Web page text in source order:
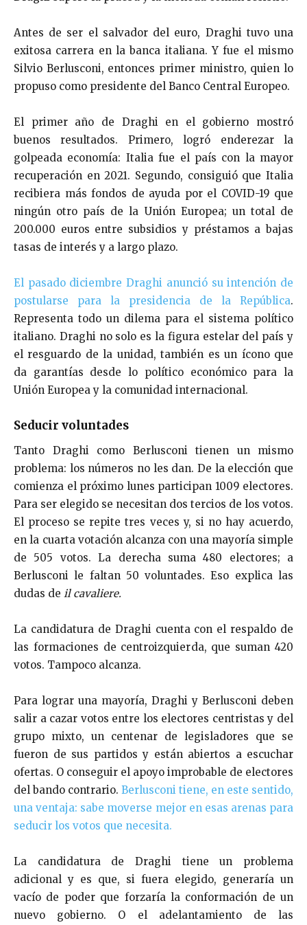
Antes de ser el salvador del euro, Draghi tuvo una
exitosa carrera en la banca italiana. Y fue el mismo
Silvio Berlusconi, entonces primer ministro, quien lo
propuso como presidente del Banco Central Europeo.
El primer año de Draghi en el gobierno mostró
buenos resultados. Primero, logró enderezar la
golpeada economía: Italia fue el país con la mayor
recuperación en 2021. Segundo, consiguió que Italia
recibiera más fondos de ayuda por el COVID-19 que
ningún otro país de la Unión Europea; un total de
200.000 euros entre subsidios y préstamos a bajas
tasas de interés y a largo plazo.
El pasado diciembre Draghi anunció su intención de
postularse para la presidencia de la República.
Representa todo un dilema para el sistema político
italiano. Draghi no solo es la figura estelar del país y
el resguardo de la unidad, también es un ícono que
da garantías desde lo político económico para la
Unión Europea y la comunidad internacional.
Seducir voluntades
Tanto Draghi como Berlusconi tienen un mismo
problema: los números no les dan. De la elección que
comienza el próximo lunes participan 1009 electores.
Para ser elegido se necesitan dos tercios de los votos.
El proceso se repite tres veces y, si no hay acuerdo,
en la cuarta votación alcanza con una mayoría simple
de 505 votos. La derecha suma 480 electores; a
Berlusconi le faltan 50 voluntades. Eso explica las
dudas de il cavaliere.
La candidatura de Draghi cuenta con el respaldo de
las formaciones de centroizquierda, que suman 420
votos. Tampoco alcanza.
Para lograr una mayoría, Draghi y Berlusconi deben
salir a cazar votos entre los electores centristas y del
grupo mixto, un centenar de legisladores que se
fueron de sus partidos y están abiertos a escuchar
ofertas. O conseguir el apoyo improbable de electores
del bando contrario. Berlusconi tiene, en este sentido,
una ventaja: sabe moverse mejor en esas arenas para
seducir los votos que necesita.
La candidatura de Draghi tiene un problema
adicional y es que, si fuera elegido, generaría un
vacío de poder que forzaría la conformación de un
nuevo gobierno. O el adelantamiento de las